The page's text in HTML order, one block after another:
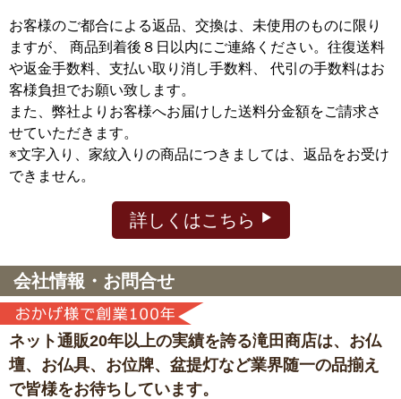
お客様のご都合による返品、交換は、未使用のものに限り
ますが、
商品到着後８日以内にご連絡ください。往復送料
や返金手数料、支払い取り消し手数料、 代引の手数料はお
客様負担でお願い致します。
また、弊社よりお客様へお届けした送料分金額をご請求さ
せていただきます。
※文字入り、家紋入りの商品につきましては、返品をお受け
できません。
詳しくはこちら
会社情報・お問合せ
ネット通販20年以上の実績を誇る滝田商店は、 お仏
壇、お仏具、お位牌、盆提灯など業界随一の品揃え
で皆様をお待ちしています。